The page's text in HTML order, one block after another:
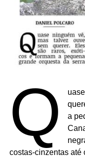
Q
a
costas-cinzentas até